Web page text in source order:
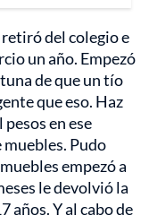
retiró del colegio e
un año. Empezó
de que un tío
que eso. Haz
en ese
muebles. Pudo
empezó a
le devolvió la
años. Y al cabo de